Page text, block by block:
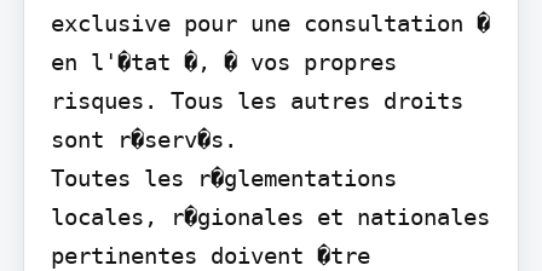
exclusive pour une consultation �
en l'�tat �, � vos propres
risques. Tous les autres droits
sont r�serv�s.
Toutes les r�glementations
locales, r�gionales et nationales
pertinentes doivent �tre